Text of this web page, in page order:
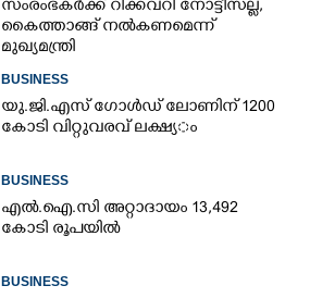
സംരംഭകർക്ക് റിക്കവറി നോട്ടീസല്ല,
കൈത്താങ്ങ് നൽകണമെന്ന്
മുഖ്യമന്ത്രി
BUSINESS
യു.​ജി.​എ​സ് ​ഗോ​ൾ​ഡ് ​ലോണിന് 1200​ ​
കോ​ടി​ ​വി​റ്റു​വ​ര​വ് ​ല​ക്ഷ്യ​ം
BUSINESS
എൽ.ഐ.സി അറ്റാദായം 13,492
കോടി രൂപയിൽ
BUSINESS